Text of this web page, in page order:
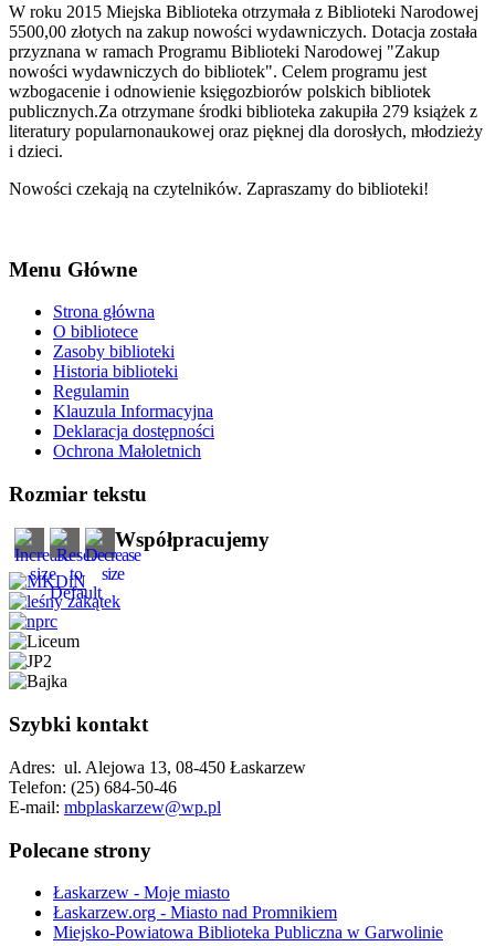
W roku 2015 Miejska Biblioteka otrzymała z Biblioteki Narodowej
5500,00 złotych na zakup nowości wydawniczych. Dotacja została
przyznana w ramach Programu Biblioteki Narodowej "Zakup
nowości wydawniczych do bibliotek". Celem programu jest
wzbogacenie i odnowienie księgozbiorów polskich bibliotek
publicznych.Za otrzymane środki biblioteka zakupiła 279 książek z
literatury popularnonaukowej oraz pięknej dla dorosłych, młodzieży
i dzieci.
Nowości czekają na czytelników. Zapraszamy do biblioteki!
Menu Główne
Strona główna
O bibliotece
Zasoby biblioteki
Historia biblioteki
Regulamin
Klauzula Informacyjna
Deklaracja dostępności
Ochrona Małoletnich
Rozmiar tekstu
Współpracujemy
Szybki kontakt
Adres: ul. Alejowa 13, 08-450 Łaskarzew
Telefon: (25) 684-50-46
E-mail: mbplaskarzew@wp.pl
Polecane strony
Łaskarzew - Moje miasto
Łaskarzew.org - Miasto nad Promnikiem
Miejsko-Powiatowa Biblioteka Publiczna w Garwolinie